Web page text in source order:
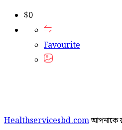
$0
Favourite
Healthservicesbd.comআপনাকে